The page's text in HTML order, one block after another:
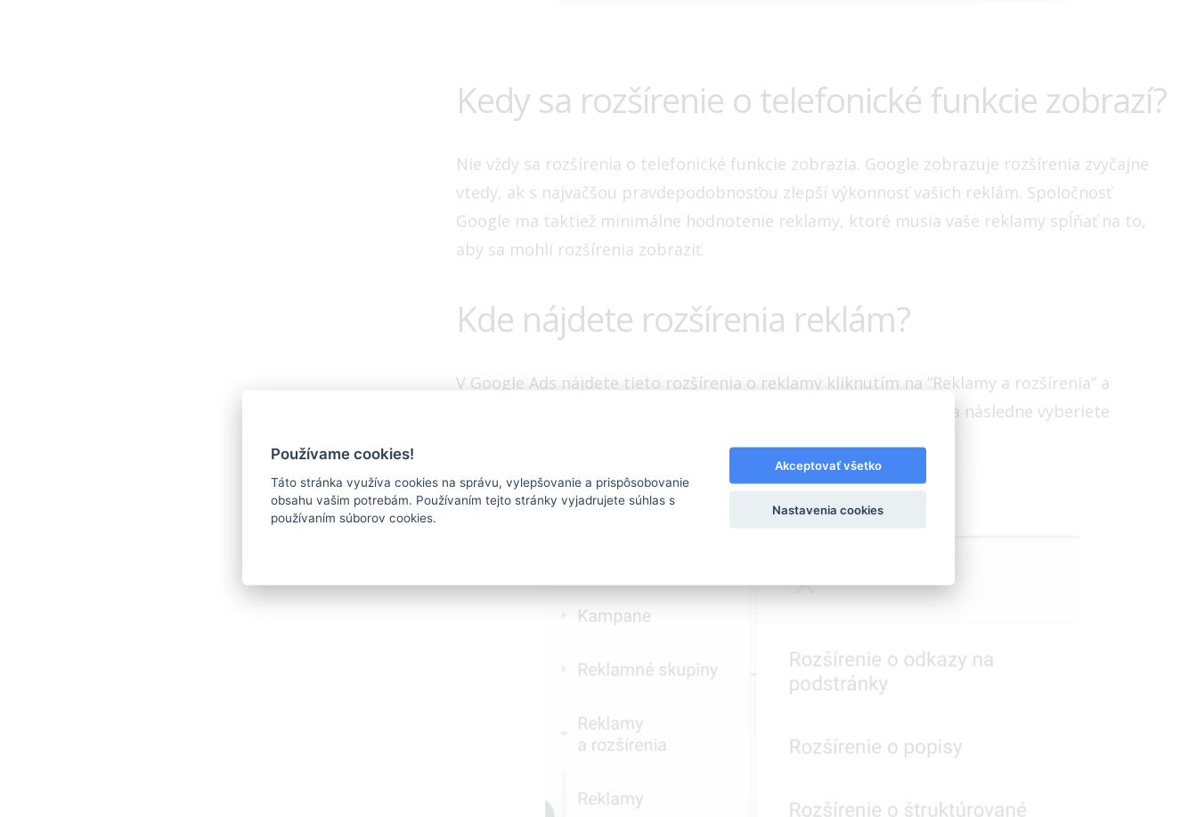
Kedy sa rozšírenie o telefonické funkcie zobrazí?
Nie vždy sa rozšírenia o telefonické funkcie zobrazia. Google zobrazuje rozšírenia zvyčajne
vtedy, ak s najväčšou pravdepodobnosťou zlepší výkonnosť vašich reklám. Spoločnosť
Google ma taktiež minimálne hodnotenie reklamy, ktoré musia vaše reklamy spĺňať na to,
aby sa mohli rozšírenia zobraziť.
Kde nájdete rozšírenia reklám?
V Google Ads nájdete tieto rozšírenia o reklamy kliknutím na “Reklamy a rozšírenia” a
následne zvolíte podkategóriu “Rozšírenia”. Kliknete na ikonku + a následne vyberiete
Používame cookies!
Táto stránka využíva cookies na správu, vylepšovanie a prispôsobovanie
obsahu vašim potrebám. Používaním tejto stránky vyjadrujete súhlas s
používaním súborov cookies.
Akceptovať všetko
Nastavenia cookies